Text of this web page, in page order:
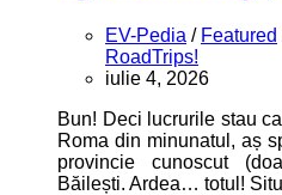
EV-Pedia / Featured
RoadTrips!
iulie 4, 2026
Bun! Deci lucrurile stau
Roma din minunatul, aș
provincie cunoscut
Băilești. Ardea… totul!